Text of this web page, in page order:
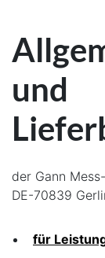
und
der Gann
DE-70839
für